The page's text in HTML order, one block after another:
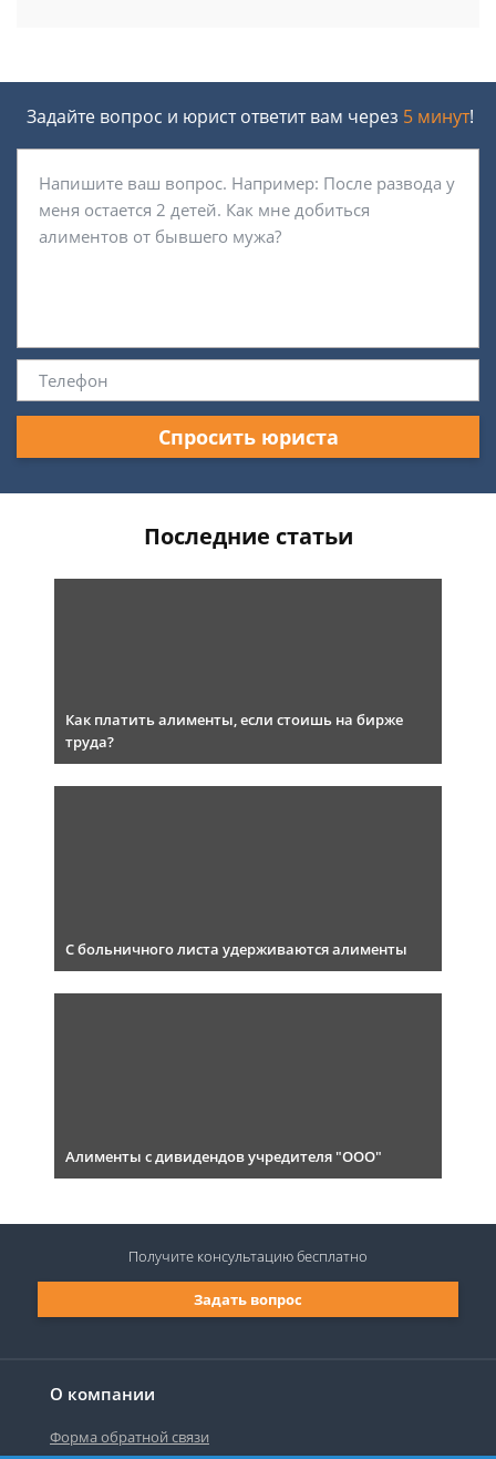
Задайте вопрос и юрист ответит вам через 5 минут!
Спросить юриста
Последние статьи
Как платить алименты, если стоишь на бирже
труда?
С больничного листа удерживаются алименты
Алименты с дивидендов учредителя "ООО"
О компании
Форма обратной связи
Задать вопрос
Получите консультациюбесплатно